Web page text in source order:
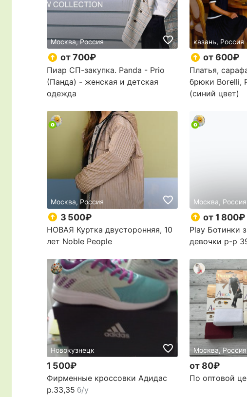
Москва, Россия
от 700₽
Пиар СП-закупка. Panda - Priо
(Панда) - женская и детская
одежда
казань, Россия
от 600₽
Платья,
брюки Borelli,
(синий цвет)
Москва, Россия
3 500₽
НОВАЯ Куртка двусторонняя, 10
лет Noble People
Москва, Россия
от 1 800₽
Play Ботинки
девочки р-р
Новокузнецк
1 500₽
Фирменные кроссовки Адидас
р.33,35 б/у
Москва, Россия
от 80₽
По оптовой